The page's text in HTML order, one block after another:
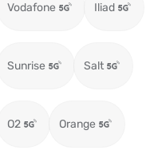
Vodafone Iliad
Sunrise Salt
O2 Orange